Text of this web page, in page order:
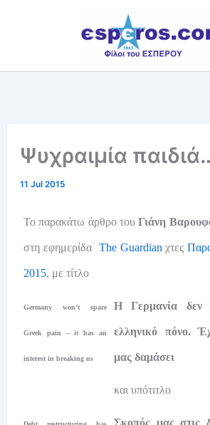
Ψυχραιμία
11 Jul 2015
To παρακάτω άρθρο τουΓιάνη
στη εφημερίδα The Guardian χτες
2015, με τίτλο
Germany won’t spare
Greek pain – it has an
interest in breaking us
H Γερμανία δεν
ελληνικό πόνο.
μας δαμάσει
και υπότιτλο
Σκοπός μας στις